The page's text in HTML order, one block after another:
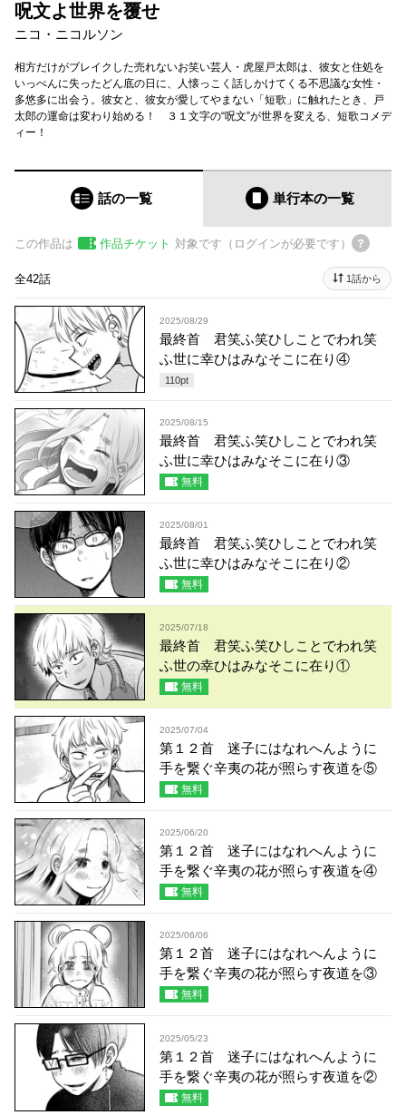
呪文よ世界を覆せ
ニコ・ニコルソン
相方だけがブレイクした売れないお笑い芸人・虎屋戸太郎は、彼女と住処を
いっぺんに失ったどん底の日に、人懐っこく話しかけてくる不思議な女性・
多悠多に出会う。彼女と、彼女が愛してやまない「短歌」に触れたとき、戸
太郎の運命は変わり始める！ ３１文字の“呪文”が世界を変える、短歌コメデ
ィー！
話の一覧 単行本の一覧
この作品は 作品チケット 対象です（ログインが必要です）
全42話 1話から
2025/08/29
最終首 君笑ふ笑ひしことでわれ笑
ふ世に幸ひはみなそこに在り④
110pt
2025/08/15
最終首 君笑ふ笑ひしことでわれ笑
ふ世に幸ひはみなそこに在り③
無料
2025/08/01
最終首 君笑ふ笑ひしことでわれ笑
ふ世に幸ひはみなそこに在り②
無料
2025/07/18
最終首 君笑ふ笑ひしことでわれ笑
ふ世の幸ひはみなそこに在り①
無料
2025/07/04
第１２首 迷子にはなれへんように
手を繋ぐ辛夷の花が照らす夜道を⑤
無料
2025/06/20
第１２首 迷子にはなれへんように
手を繋ぐ辛夷の花が照らす夜道を④
無料
2025/06/06
第１２首 迷子にはなれへんように
手を繋ぐ辛夷の花が照らす夜道を③
無料
2025/05/23
第１２首 迷子にはなれへんように
手を繋ぐ辛夷の花が照らす夜道を②
無料